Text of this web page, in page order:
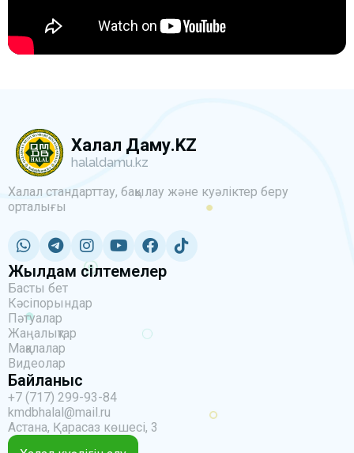
Халал Даму.KZ
halaldamu.kz
Халал стандарттау, бақылау және куәліктер беру
орталығы
Жылдам сілтемелер
Басты бет
Кәсіпорындар
Пәтуалар
Жаңалықтар
Мақалалар
Видеолар
Байланыс
+7 (717) 299-93-84
kmdbhalal@mail.ru
Астана, Қарасаз көшесі, 3